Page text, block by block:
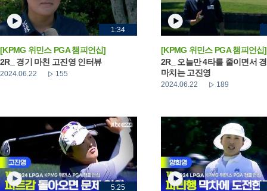
1:34
[KPMG 위민스 PGA 챔피언십]
2R_ 경기 마친 고진영 인터뷰
2024.06.22 155
[KPMG 위민스 PGA 챔피언십]
2R_ 오늘만 4타를 줄이면서
마치는 고진영
2024.06.22 189
5:25